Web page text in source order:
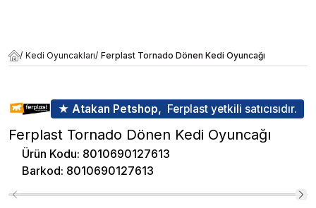
/ Kedi Oyuncakları/ Ferplast Tornado Dönen Kedi Oyuncağı
★ Atakan Petshop, Ferplast yetkili satıcısıdır.
Ferplast Tornado Dönen Kedi Oyuncağı
Ürün Kodu: 8010690127613
Barkod: 8010690127613